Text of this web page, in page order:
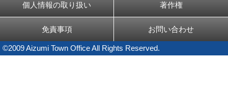
個人情報の取り扱い 著作権
免責事項 お問い合わせ
©2009 Aizumi Town Office All Rights Reserved.